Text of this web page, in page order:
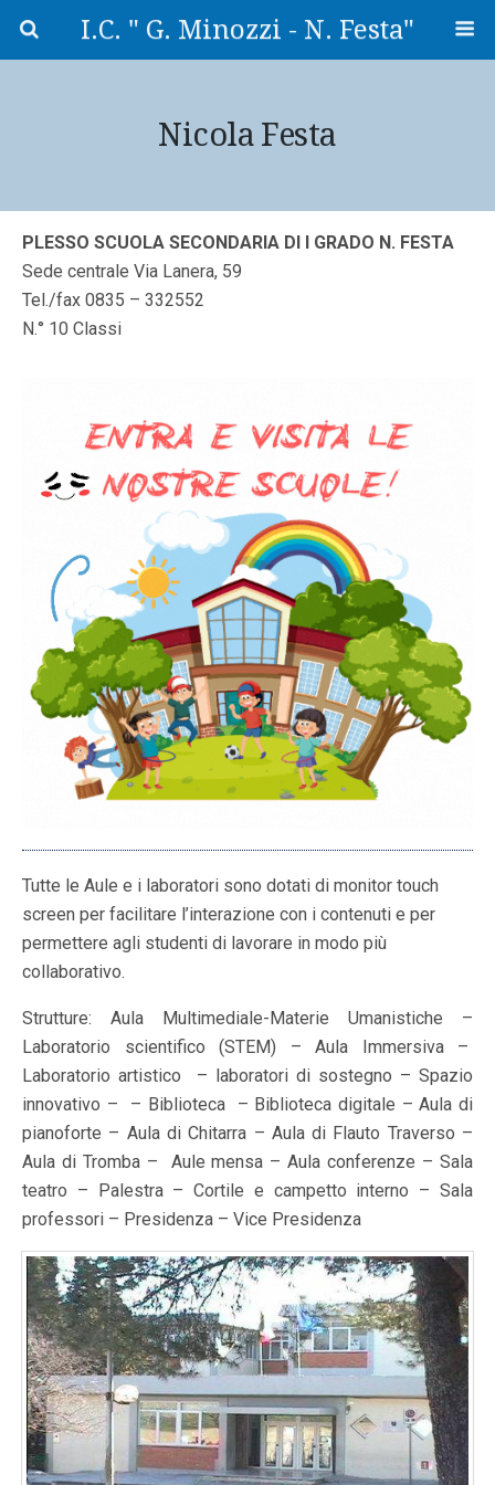
I.C. " G. Minozzi - N. Festa"
Nicola Festa
PLESSO SCUOLA SECONDARIA DI I GRADO N. FESTA
Sede centrale Via Lanera, 59
Tel./fax 0835 – 332552
N.° 10 Classi
Tutte le Aule e i laboratori sono dotati di monitor touch
screen per facilitare l’interazione con i contenuti e per
permettere agli studenti di lavorare in modo più
collaborativo.
Strutture: Aula Multimediale-Materie Umanistiche –
Laboratorio scientifico (STEM) – Aula Immersiva –
Laboratorio artistico – laboratori di sostegno – Spazio
innovativo – – Biblioteca – Biblioteca digitale – Aula di
pianoforte – Aula di Chitarra – Aula di Flauto Traverso –
Aula di Tromba – Aule mensa – Aula conferenze – Sala
teatro – Palestra – Cortile e campetto interno – Sala
professori – Presidenza – Vice Presidenza